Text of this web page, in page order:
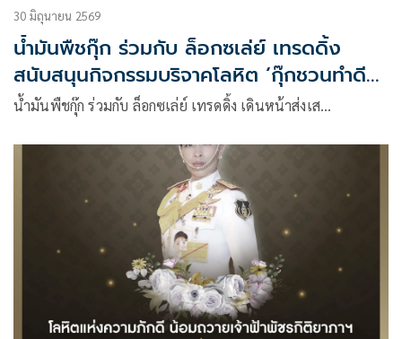
30 มิถุนายน 2569
น้ำมันพืชกุ๊ก ร่วมกับ ล็อกซเล่ย์ เทรดดิ้ง
สนับสนุนกิจกรรมบริจาคโลหิต ‘กุ๊กชวนทำดี
ปันโลหิต ต่อชีวิต’
น้ำมันพืชกุ๊ก ร่วมกับ ล็อกซเล่ย์ เทรดดิ้ง เดินหน้าส่งเส…